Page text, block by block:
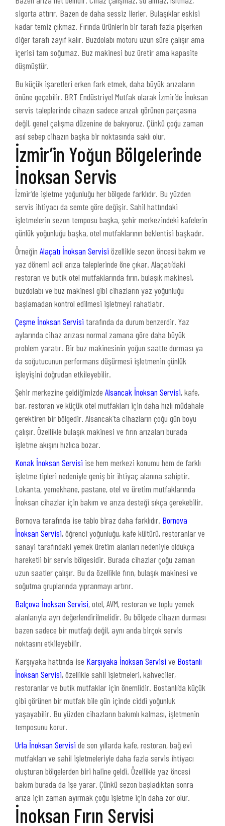
sigorta attırır. Bazen de daha sessiz ilerler. Bulaşıklar eskisi
kadar temiz çıkmaz. Fırında ürünlerin bir tarafı fazla pişerken
diğer tarafı zayıf kalır. Buzdolabı motoru uzun süre çalışır ama
içerisi tam soğumaz. Buz makinesi buz üretir ama kapasite
düşmüştür.
Bu küçük işaretleri erken fark etmek, daha büyük arızaların
önüne geçebilir. BRT Endüstriyel Mutfak olarak İzmir’de İnoksan
servis taleplerinde cihazın sadece arızalı görünen parçasına
değil, genel çalışma düzenine de bakıyoruz. Çünkü çoğu zaman
asıl sebep cihazın başka bir noktasında saklı olur.
İzmir’in Yoğun Bölgelerinde
İnoksan Servis
İzmir’de işletme yoğunluğu her bölgede farklıdır. Bu yüzden
servis ihtiyacı da semte göre değişir. Sahil hattındaki
işletmelerin sezon temposu başka, şehir merkezindeki kafelerin
günlük yoğunluğu başka, otel mutfaklarının beklentisi başkadır.
Örneğin Alaçatı İnoksan Servisi özellikle sezon öncesi bakım ve
yaz dönemi acil arıza taleplerinde öne çıkar. Alaçatı’daki
restoran ve butik otel mutfaklarında fırın, bulaşık makinesi,
buzdolabı ve buz makinesi gibi cihazların yaz yoğunluğu
başlamadan kontrol edilmesi işletmeyi rahatlatır.
Çeşme İnoksan Servisi tarafında da durum benzerdir. Yaz
aylarında cihaz arızası normal zamana göre daha büyük
problem yaratır. Bir buz makinesinin yoğun saatte durması ya
da soğutucunun performans düşürmesi işletmenin günlük
işleyişini doğrudan etkileyebilir.
Şehir merkezine geldiğimizde Alsancak İnoksan Servisi, kafe,
bar, restoran ve küçük otel mutfakları için daha hızlı müdahale
gerektiren bir bölgedir. Alsancak’ta cihazların çoğu gün boyu
çalışır. Özellikle bulaşık makinesi ve fırın arızaları burada
işletme akışını hızlıca bozar.
Konak İnoksan Servisi ise hem merkezi konumu hem de farklı
işletme tipleri nedeniyle geniş bir ihtiyaç alanına sahiptir.
Lokanta, yemekhane, pastane, otel ve üretim mutfaklarında
İnoksan cihazlar için bakım ve arıza desteği sıkça gerekebilir.
Bornova tarafında ise tablo biraz daha farklıdır. Bornova
İnoksan Servisi, öğrenci yoğunluğu, kafe kültürü, restoranlar ve
sanayi tarafındaki yemek üretim alanları nedeniyle oldukça
hareketli bir servis bölgesidir. Burada cihazlar çoğu zaman
uzun saatler çalışır. Bu da özellikle fırın, bulaşık makinesi ve
soğutma gruplarında yıpranmayı artırır.
Balçova İnoksan Servisi, otel, AVM, restoran ve toplu yemek
alanlarıyla ayrı değerlendirilmelidir. Bu bölgede cihazın durması
bazen sadece bir mutfağı değil, aynı anda birçok servis
noktasını etkileyebilir.
Karşıyaka hattında ise Karşıyaka İnoksan Servisi ve Bostanlı
İnoksan Servisi, özellikle sahil işletmeleri, kahveciler,
restoranlar ve butik mutfaklar için önemlidir. Bostanlı’da küçük
gibi görünen bir mutfak bile gün içinde ciddi yoğunluk
yaşayabilir. Bu yüzden cihazların bakımlı kalması, işletmenin
temposunu korur.
Urla İnoksan Servisi de son yıllarda kafe, restoran, bağ evi
mutfakları ve sahil işletmeleriyle daha fazla servis ihtiyacı
oluşturan bölgelerden biri haline geldi. Özellikle yaz öncesi
bakım burada da işe yarar. Çünkü sezon başladıktan sonra
arıza için zaman ayırmak çoğu işletme için daha zor olur.
İnoksan Fırın Servisi